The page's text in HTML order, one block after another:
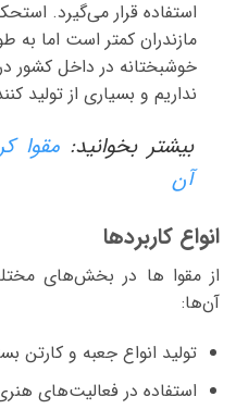
استفاده قرار می‌گیرد.
مازندران کمتر است اما به
خوشبختانه در داخل کشور
نداریم و بسیاری از تولید
بیشتر بخوانید:مقوا
آن
انواع کاربردها
از مقوا ها در بخش‌های
آن‌ها:
تولید انواع جعبه و کارتن
استفاده در فعالیت‌های